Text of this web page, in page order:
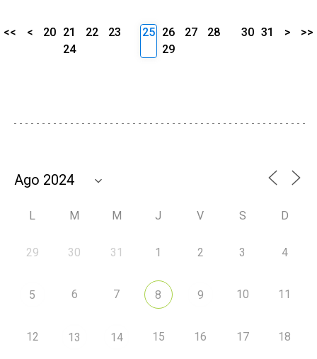
<< < 20 21 22
23
24
25 26 27
28
29
30 31 > >>
L M M J V S D
29 30 31 1 2 3 4
5 6 7 8 9 10 11
12 13 14 15 16 17 18